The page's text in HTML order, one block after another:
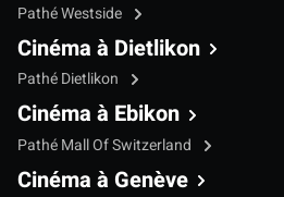
Pathé Westside
Cinéma à Dietlikon
Pathé Dietlikon
Cinéma à Ebikon
Pathé Mall Of Switzerland
Cinéma à Genève